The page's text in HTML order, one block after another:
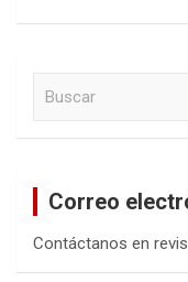
Correo
Contáctanos en